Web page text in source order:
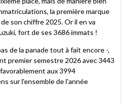
la première marque
son chiffre 2025. Or il en va
fort de ses 3686 immats !
de la panade tout à fait encore -,
premier semestre 2026 avec 3443
aux 3994
sur l'ensemble de l'année